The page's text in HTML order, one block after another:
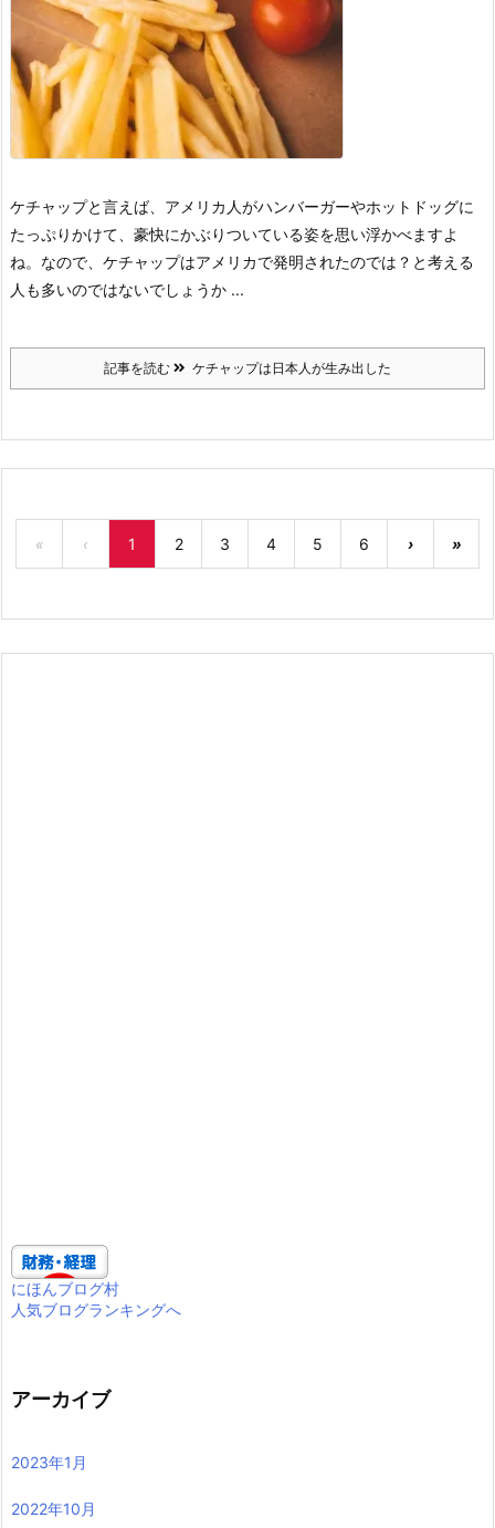
ケチャップと言えば、アメリカ人がハンバーガーやホットドッグに
たっぷりかけて、豪快にかぶりついている姿を思い浮かべますよ
ね。 なので、ケチャップはアメリカで発明されたのでは？ と考える
人も多いのではないでしょうか ...
記事を読む ケチャップは日本人が生み出した
« ‹ 1 2 3 4 5 6 › »
にほんブログ村
人気ブログランキングへ
アーカイブ
2023年1月
2022年10月